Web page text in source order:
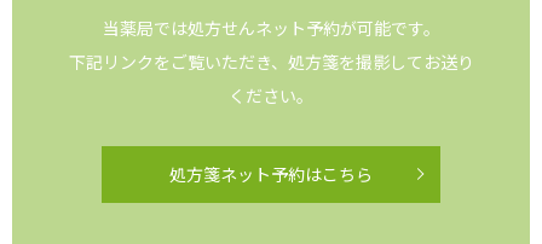
当薬局では処方せんネット予約が可能です。
下記リンクをご覧いただき、処方箋を撮影してお送り
ください。
処方箋ネット予約はこちら